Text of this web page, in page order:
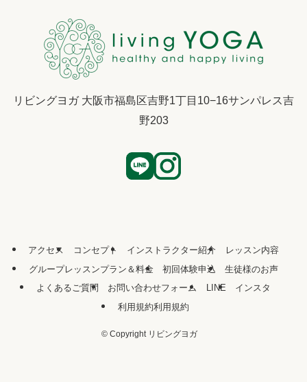
リビングヨガ 大阪市福島区吉野1丁目10−16サンパレス吉
野203
アクセス コンセプト インストラクター紹介
レッスン内容
グループレッスンプラン＆料金
初回体験申込
生徒様のお声
よくあるご質問
お問い合わせフォーム LINE
インスタ
利用規約利用規約
© Copyright リビングヨガ